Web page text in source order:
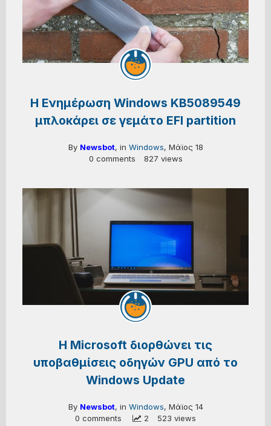
Η Ενημέρωση Windows KB5089549
μπλοκάρει σε γεμάτο EFI partition
By Newsbot, in Windows, Μάϊος 18
0 comments
827 views
Η Microsoft διορθώνει τις
υποβαθμίσεις οδηγών GPU από το
Windows Update
By Newsbot, in Windows, Μάϊος 14
0 comments
2 523 views